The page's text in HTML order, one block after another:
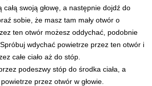
całą swoją głowę, a następnie dojdź do
sobie, że masz tam mały otwór o
ten otwór możesz oddychać, podobnie
wdychać powietrze przez ten otwór i
całe ciało aż do stóp.
podeszwy stóp do środka ciała, a
przez otwór w głowie.